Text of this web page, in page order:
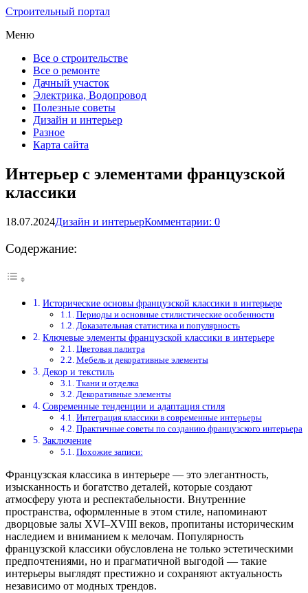
Строительный портал
Меню
Все о строительстве
Все о ремонте
Дачный участок
Электрика, Водопровод
Полезные советы
Дизайн и интерьер
Разное
Карта сайта
Интерьер с элементами французской
классики
18.07.2024Дизайн и интерьерКомментарии: 0
Содержание:
Исторические основы французской классики в интерьере
Периоды и основные стилистические особенности
Доказательная статистика и популярность
Ключевые элементы французской классики в интерьере
Цветовая палитра
Мебель и декоративные элементы
Декор и текстиль
Ткани и отделка
Декоративные элементы
Современные тенденции и адаптация стиля
Интеграция классики в современные интерьеры
Практичные советы по созданию французского интерьера
Заключение
Похожие записи:
Французская классика в интерьере — это элегантность,
изысканность и богатство деталей, которые создают
атмосферу уюта и респектабельности. Внутренние
пространства, оформленные в этом стиле, напоминают
дворцовые залы XVI–XVIII веков, пропитаны историческим
наследием и вниманием к мелочам. Популярность
французской классики обусловлена не только эстетическими
предпочтениями, но и прагматичной выгодой — такие
интерьеры выглядят престижно и сохраняют актуальность
независимо от модных трендов.